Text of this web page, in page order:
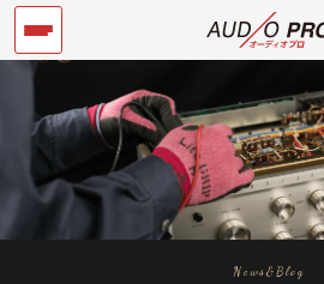
News&Blog